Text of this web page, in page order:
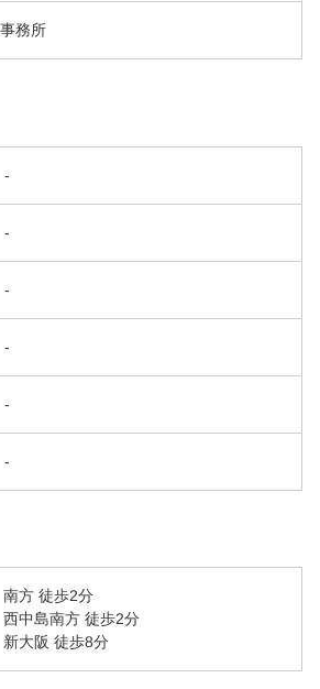
事務所
-
-
-
-
-
-
南方 徒歩2分
西中島南方 徒歩2分
新大阪 徒歩8分